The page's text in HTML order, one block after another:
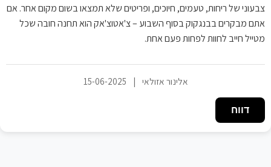
צבעוני של ריחות, טעמים, חיוכים, ופריטים שלא תמצאו בשום מקום אחר. אם
אתם מבקרים בבנגקוק בסוף השבוע – צ'אטוצ'אק הוא תחנה חובה שכל
מטייל חייב לחוות לפחות פעם אחת.
אלינור אזולאי |
15-06-2025
דווח